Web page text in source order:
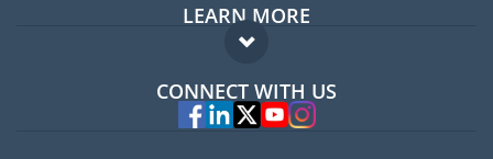
Expat guide
LEARN MORE
FAQ
Experts
CONNECT WITH US